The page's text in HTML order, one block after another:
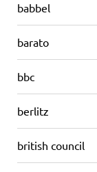
babbel
barato
bbc
berlitz
british council